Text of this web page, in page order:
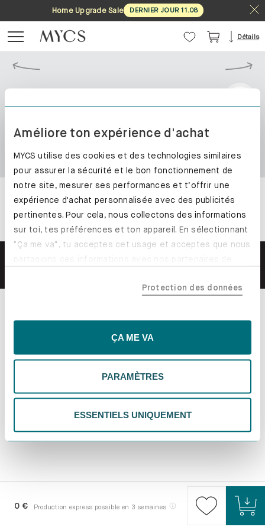
Améliore ton expérience d'achat
MYCS utilise des cookies et des technologies similaires
pour assurer la sécurité et le bon fonctionnement de
notre site, mesurer ses performances et t’offrir une
expérience d'achat personnalisée avec des publicités
pertinentes. Pour cela, nous collectons des informations
sur toi, tes préférences et ton appareil. En sélectionnant
"Ça me va", tu acceptes cet usage et acceptes que nous
tes données pourraient être traitées en dehors de l'UE,
essentiels, ce qui pourrait limiter les contenus
tes préférences. Tu peux modifier tes choix à tout
moment. Pour plus d'informations, consulte notre
politique de confidentialité.
Protection des données
ÇA ME VA
PARAMÈTRES
ESSENTIELS UNIQUEMENT
Home Upgrade Sale DERNIER JOUR 11.08
Détails
0 € Production express possible en 3 semaines